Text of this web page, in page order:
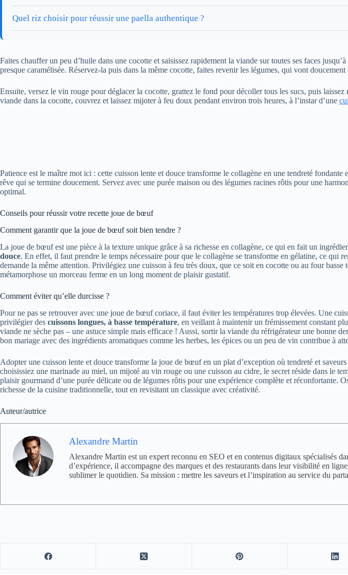
Quel riz choisir pour réussir une paella authentique ?
Faites chauffer un peu d’huile dans une cocotte et saisissez rapidement la viande sur toutes ses faces
presque caramélisée. Réservez-la puis dans la même cocotte, faites revenir les légumes, qui vont
Ensuite, versez le vin rouge pour déglacer la cocotte, grattez le fond pour décoller tous les sucs, puis
viande dans la cocotte, couvrez et laissez mijoter à feu doux pendant environ trois heures, à l’instar d’une
Patience est le maître mot ici : cette cuisson lente et douce transforme le collagène en une tendreté
rêve qui se termine doucement. Servez avec une purée maison ou des légumes racines rôtis pour une
optimal.
Conseils pour réussir votre recette joue de bœuf
Comment garantir que la joue de bœuf soit bien tendre ?
La joue de bœuf est une pièce à la texture unique grâce à sa richesse en collagène, ce qui en fait un
douce. En effet, il faut prendre le temps nécessaire pour que le collagène se transforme en gélatine, ce
demande la même attention. Privilégiez une cuisson à feu très doux, que ce soit en cocotte ou au four
métamorphose un morceau ferme en un long moment de plaisir gustatif.
Comment éviter qu’elle durcisse ?
Pour ne pas se retrouver avec une joue de bœuf coriace, il faut éviter les températures trop élevées. Une
privilégier des cuissons longues, à basse température, en veillant à maintenir un frémissement constant
viande ne sèche pas – une astuce simple mais efficace ! Aussi, sortir la viande du réfrigérateur une bonne
bon mariage avec des ingrédients aromatiques comme les herbes, les épices ou un peu de vin contribue à
Adopter une cuisson lente et douce transforme la joue de bœuf en un plat d’exception où tendreté et
choisissiez une marinade au miel, un mijoté au vin rouge ou une cuisson au cidre, le secret réside dans le
plaisir gourmand d’une purée délicate ou de légumes rôtis pour une expérience complète et réconfortante.
richesse de la cuisine traditionnelle, tout en revisitant un classique avec créativité.
Auteur/autrice
Alexandre Martin
Alexandre Martin est un expert reconnu en SEO et en contenus digitaux spécialisés
d’expérience, il accompagne des marques et des restaurants dans leur visibilité en
sublimer le quotidien. Sa mission : mettre les saveurs et l’inspiration au service du